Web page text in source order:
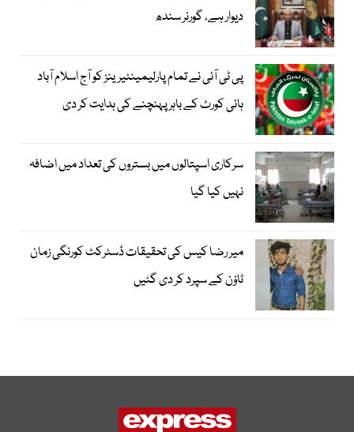
دیوار ہے، گورنر سندھ
پی ٹی آئی نے تمام پارلیمینٹیرینز کو آج اسلام آباد
ہائی کورٹ کے باہر پہنچنے کی ہدایت کر دی
سرکاری اسپتالوں میں بستروں کی تعداد میں اضافہ
نہیں کیا گیا
میر رضا کیس کی تحقیقات ڈسٹرکٹ کورنگی زمان
ٹاؤن کے سپرد کر دی گئیں